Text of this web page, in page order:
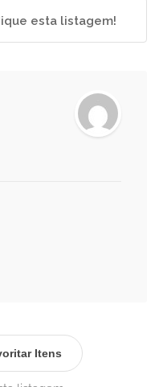
esta listagem!
Itens